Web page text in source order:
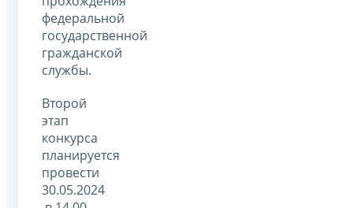
федеральной
государственной
гражданской
службы.
Второй
этап
конкурса
планируется
провести
30.05.2024